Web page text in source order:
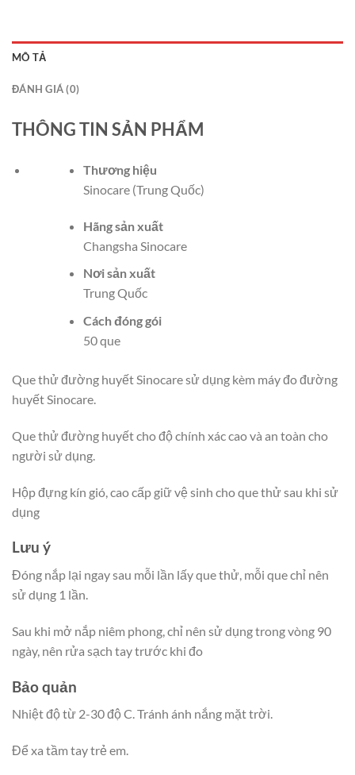
MÔ TẢ
ĐÁNH GIÁ (0)
THÔNG TIN SẢN PHẨM
Thương hiệu
Sinocare (Trung Quốc)
Hãng sản xuất
Changsha Sinocare
Nơi sản xuất
Trung Quốc
Cách đóng gói
50 que
Que thử đường huyết Sinocare sử dụng kèm máy đo đường
huyết Sinocare.
Que thử đường huyết cho độ chính xác cao và an toàn cho
người sử dụng.
Hộp đựng kín gió, cao cấp giữ vệ sinh cho que thử sau khi sử
dụng
Lưu ý
Đóng nắp lại ngay sau mỗi lần lấy que thử, mỗi que chỉ nên
sử dụng 1 lần.
Sau khi mở nắp niêm phong, chỉ nên sử dụng trong vòng 90
ngày, nên rửa sạch tay trước khi đo
Bảo quản
Nhiệt độ từ 2-30 độ C. Tránh ánh nắng mặt trời.
Để xa tầm tay trẻ em.